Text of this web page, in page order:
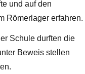
und auf den
Römerlager erfahren.
Schule durften die
Beweis stellen